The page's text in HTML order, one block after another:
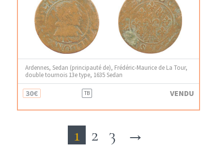
Ardennes, Sedan (principauté de), Frédéric-Maurice de La Tour,
double tournois 13e type, 1635 Sedan
30€ TB VENDU
1 2 3 →